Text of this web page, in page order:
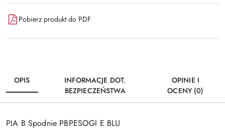
Pobierz produkt do PDF
OPIS
INFORMACJE DOT.
BEZPIECZEŃSTWA
OPINIE I
OCENY (0)
PIA B Spodnie PBPESOGI E BLU